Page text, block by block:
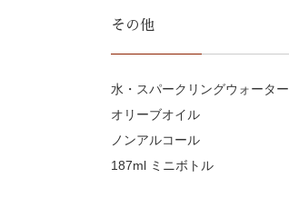
その他
水・スパークリングウォーター
オリーブオイル
ノンアルコール
187ml ミニボトル